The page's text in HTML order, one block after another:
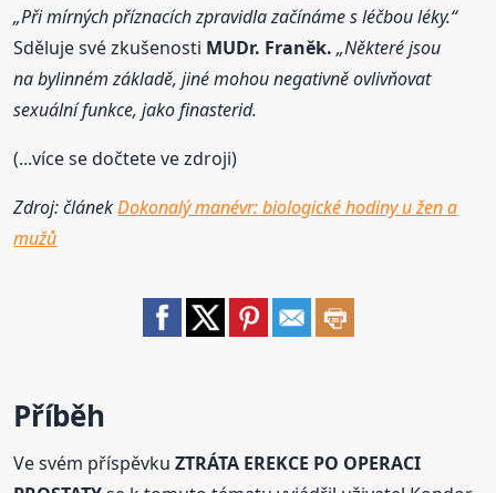
„Při mírných příznacích zpravidla začínáme s léčbou léky.“
Sděluje své zkušenosti MUDr. Franěk. „Některé jsou
na bylinném základě, jiné mohou negativně ovlivňovat
sexuální funkce, jako finasterid.
(...více se dočtete ve zdroji)
Zdroj: článekDokonalý manévr: biologické hodiny u žen a
mužů
Příběh
Ve svém příspěvkuZTRÁTA EREKCE PO OPERACI